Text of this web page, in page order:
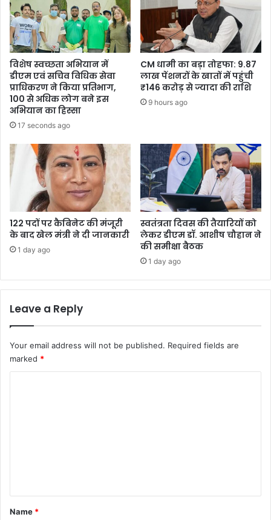
विशेष स्वच्छता अभियान में
डीएम एवं सचिव विधिक सेवा
प्राधिकरण ने किया प्रतिभाग,
100 से अधिक लोग बने इस
अभियान का हिस्सा
17 seconds ago
CM धामी का बड़ा तोहफा: 9.87
लाख पेंशनरों के खातों में पहुंची
₹146 करोड़ से ज्यादा की राशि
9 hours ago
122 पदों पर कैबिनेट की मंजूरी
के बाद खेल मंत्री ने दी जानकारी
1 day ago
स्वतंत्रता दिवस की तैयारियों को
लेकर डीएम डॉ. आशीष चौहान ने
की समीक्षा बैठक
1 day ago
Leave a Reply
Your email address will not be published. Required fields are
marked *
*
Name *